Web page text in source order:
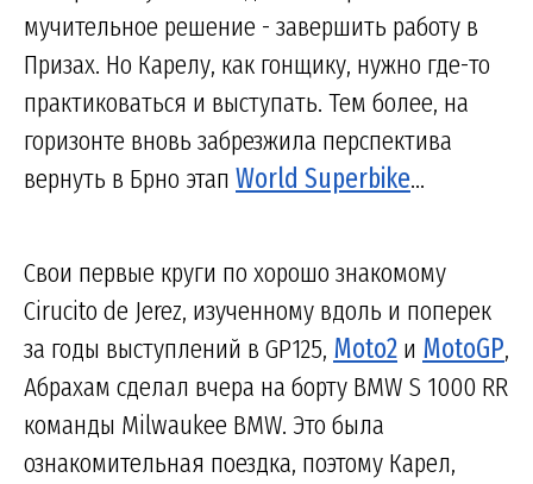
мучительное решение - завершить работу в
Призах. Но Карелу, как гонщику, нужно где-то
практиковаться и выступать. Тем более, на
горизонте вновь забрезжила перспектива
вернуть в Брно этап World Superbike...
Свои первые круги по хорошо знакомому
Cirucito de Jerez, изученному вдоль и поперек
за годы выступлений в GP125, Moto2 и MotoGP,
Абрахам сделал вчера на борту BMW S 1000 RR
команды Milwaukee BMW. Это была
ознакомительная поездка, поэтому Карел,